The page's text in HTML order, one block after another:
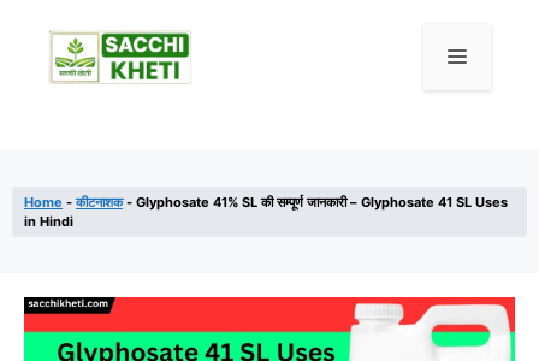
Home - कीटनाशक- Glyphosate 41% SL की सम्पूर्ण जानकारी – Glyphosate 41 SL Uses
in Hindi